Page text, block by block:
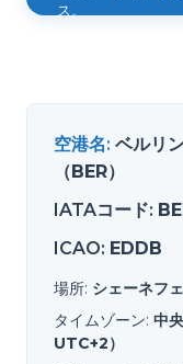
ス。
空港名: ベルリ
（BER）
IATAコード:
ICAO: EDDB
場所: シェーネフ
タイムゾーン: 中
UTC+2）